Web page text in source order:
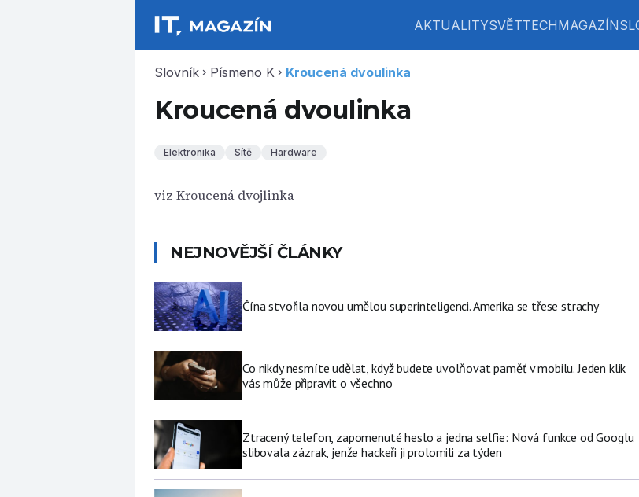
AKTUALITYSVĚTTECHMAGAZÍN
Slovník chevron_right Písmeno K chevron_right Kroucená dvoulinka
Kroucená dvoulinka
Elektronika Sítě Hardware
viz Kroucená dvojlinka
NEJNOVĚJŠÍ ČLÁNKY
Čína stvořila novou umělou superinteligenci. Amerika se třese strachy
Co nikdy nesmíte udělat, když budete uvolňovat paměť v mobilu. Jeden klik
vás může připravit o všechno
Ztracený telefon, zapomenuté heslo a jedna selfie: Nová funkce od Googlu
slibovala zázrak, jenže hackeři ji prolomili za týden